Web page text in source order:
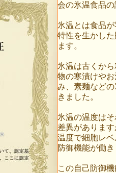
会の氷温食品の
氷温とは食品
特性を生かし
ます。
氷温は古くか
物の寒漬けや
み、素麺など
きました。
氷温の温度は
差異がありま
温度で細胞レ
防御機能が働き
この自己防御